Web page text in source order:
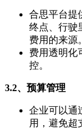
合思平台提
终点、行驶
费用的来源。
费用透明化
控。
3.2、预算管理
企业可以通
用，避免超